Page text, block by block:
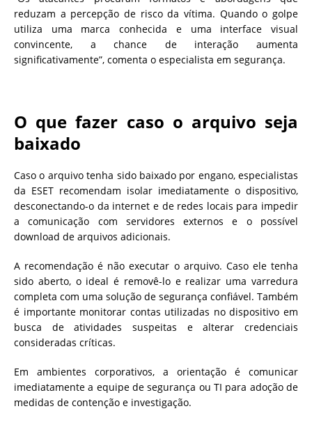
reduzam a percepção de risco da vítima. Quando o golpe
utiliza uma marca conhecida e uma interface visual
convincente, a chance de interação aumenta
significativamente”, comenta o especialista em segurança.
O que fazer caso o arquivo seja
baixado
Caso o arquivo tenha sido baixado por engano, especialistas
da ESET recomendam isolar imediatamente o dispositivo,
desconectando-o da internet e de redes locais para impedir
a comunicação com servidores externos e o possível
download de arquivos adicionais.
A recomendação é não executar o arquivo. Caso ele tenha
sido aberto, o ideal é removê-lo e realizar uma varredura
completa com uma solução de segurança confiável. Também
é importante monitorar contas utilizadas no dispositivo em
busca de atividades suspeitas e alterar credenciais
consideradas críticas.
Em ambientes corporativos, a orientação é comunicar
imediatamente a equipe de segurança ou TI para adoção de
medidas de contenção e investigação.